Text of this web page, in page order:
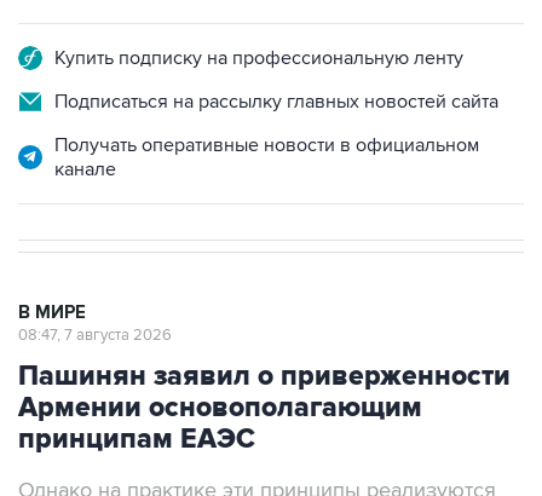
Подписаться на рассылку главных новостей сайта
Получать оперативные новости в официальном
Пашинян заявил о приверженности
Армении основополагающим
принципам ЕАЭС
Однако на практике эти принципы реализуются